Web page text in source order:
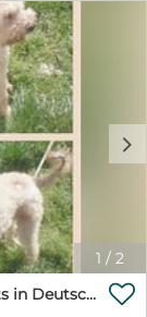
geändert
zeigt er
nach
eine
Aber mit
was in
nur noch
Mobil:
1 / 2
d
PAMACS, sucht erfahrene Menschen. Bereits in Deutschland auf PS 